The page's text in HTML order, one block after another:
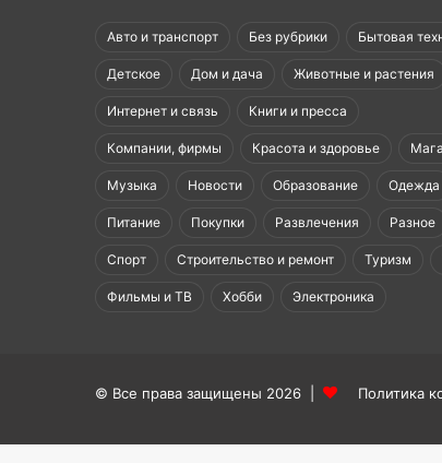
Авто и транспорт Без рубрики Бытовая
Детское Дом и дача Животные и растения
Интернет и связь Книги и пресса
Компании, фирмы Красота и здоровье
Музыка Новости Образование Одежда
Питание Покупки Развлечения Разное
Спорт Строительство и ремонт Туризм
Фильмы и ТВ Хобби Электроника
© Все права защищены 2026 | Политика